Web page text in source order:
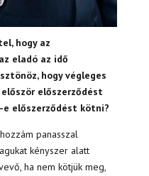
hogy az
eladó az idő
hogy végleges
előszerződést
e előszerződést kötni?
panasszal
kényszer alatt
ha nem kötjük meg,